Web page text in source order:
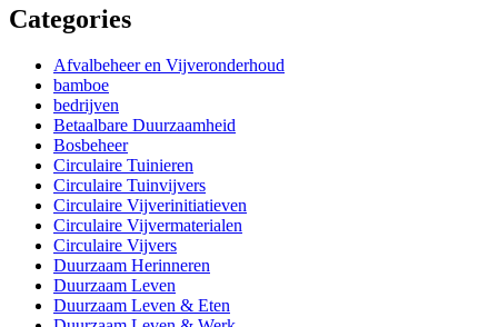
Categories
Afvalbeheer en Vijveronderhoud
bamboe
bedrijven
Betaalbare Duurzaamheid
Bosbeheer
Circulaire Tuinieren
Circulaire Tuinvijvers
Circulaire Vijverinitiatieven
Circulaire Vijvermaterialen
Circulaire Vijvers
Duurzaam Herinneren
Duurzaam Leven
Duurzaam Leven & Eten